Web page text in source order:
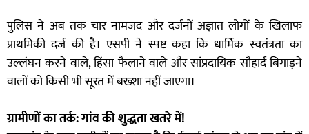
पुलिस ने अब तक चार नामजद और दर्जनों अज्ञात लोगों के खिलाफ
प्राथमिकी दर्ज की है। एसपी ने स्पष्ट कहा कि धार्मिक स्वतंत्रता का
उल्लंघन करने वाले, हिंसा फैलाने वाले और सांप्रदायिक सौहार्द बिगाड़ने
वालों को किसी भी सूरत में बख्शा नहीं जाएगा।
ग्रामीणों का तर्क: गांव की शुद्धता खतरे में!